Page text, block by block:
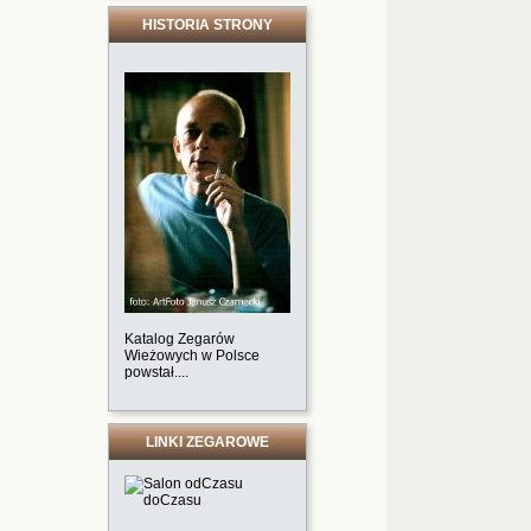
HISTORIA STRONY
Katalog Zegarów
Wieżowych w Polsce
powstał....
LINKI ZEGAROWE